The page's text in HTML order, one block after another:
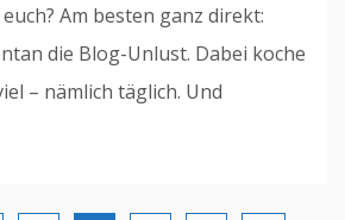
euch? Am besten ganz direkt:
die Blog-Unlust. Dabei koche
– nämlich täglich. Und